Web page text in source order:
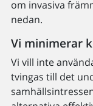
om invasiva
nedan.
Vi minimerar
Vi vill inte
tvingas till det